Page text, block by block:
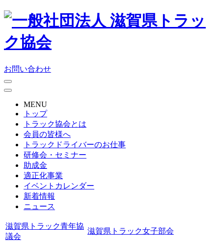
お問い合わせ
MENU
トップ
トラック協会とは
会員の皆様へ
トラックドライバーのお仕事
研修会・セミナー
助成金
適正化事業
イベントカレンダー
新着情報
ニュース
滋賀県トラック青年協
議会
滋賀県トラック女子部会